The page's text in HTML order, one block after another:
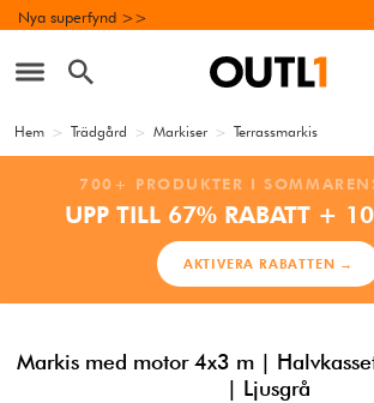
Nya superfynd >>
Hem > Trädgård > Markiser > Terrassmarkis
700+ PRODUKTER I
UPP TILL 67% RABATT +
AKTIVERA RABATTEN →
Markis med motor 4x3 m |
| Ljusgrå